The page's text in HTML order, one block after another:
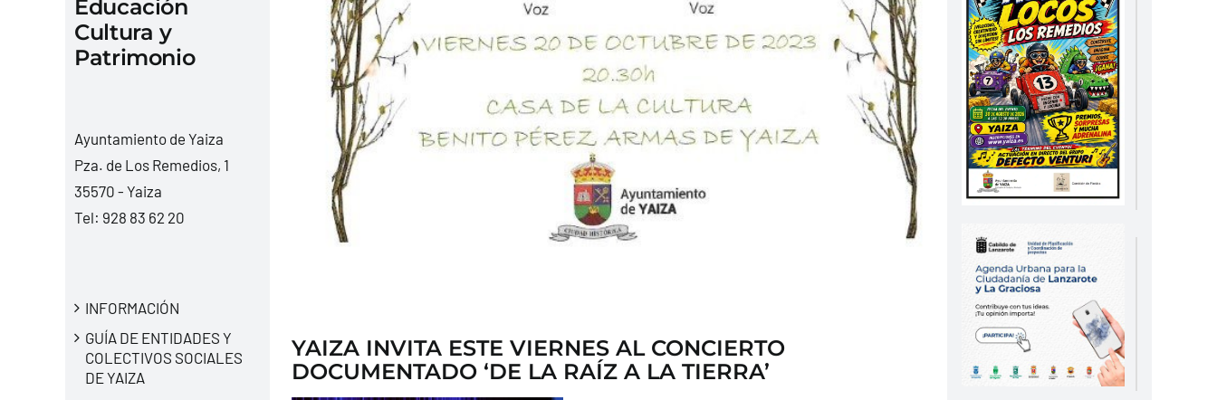
Educación
Cultura y
Patrimonio
Ayuntamiento de Yaiza
Pza. de Los Remedios, 1
35570 - Yaiza
Tel: 928 83 62 20
INFORMACIÓN
GUÍA DE ENTIDADES Y
COLECTIVOS SOCIALES
DE YAIZA
YAIZA INVITA ESTE VIERNES AL CONCIERTO
DOCUMENTADO ‘DE LA RAÍZ A LA TIERRA’